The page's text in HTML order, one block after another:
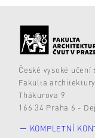
České vysoké učení
Fakulta architektury
Thákurova 9
166 34 Praha 6 -
KOMPLETNÍ